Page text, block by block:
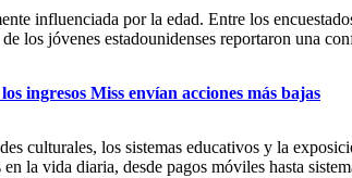
influenciada por la edad. Entre los
los jóvenes estadounidenses reportaron una
ingresos Miss envían acciones más bajas
culturales, los sistemas educativos y la
la vida diaria, desde pagos móviles hasta